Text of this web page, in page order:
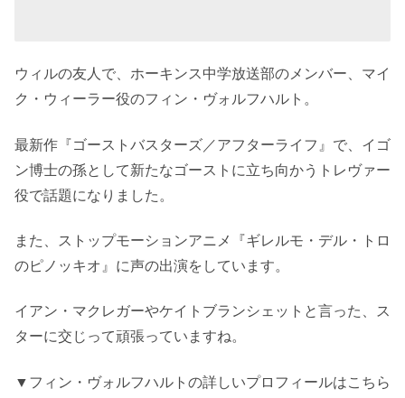
ウィルの友人で、ホーキンス中学放送部のメンバー、マイ
ク・ウィーラー役のフィン・ヴォルフハルト。
最新作『ゴーストバスターズ／アフターライフ』で、イゴ
ン博士の孫として新たなゴーストに立ち向かうトレヴァー
役で話題になりました。
また、ストップモーションアニメ『ギレルモ・デル・トロ
のピノッキオ』に声の出演をしています。
イアン・マクレガーやケイトブランシェットと言った、ス
ターに交じって頑張っていますね。
▼フィン・ヴォルフハルトの詳しいプロフィールはこちら